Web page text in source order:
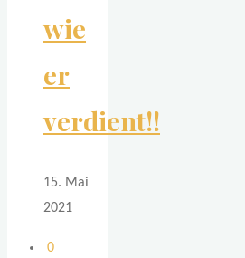
wie
er
verdient!!
15. Mai
2021
0